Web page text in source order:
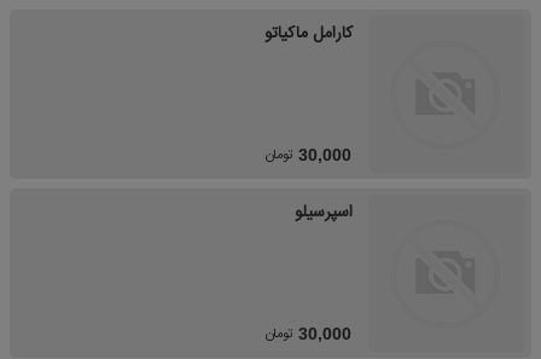
کارامل ماکیاتو
30,000 تومان
اسپرسیلو
30,000 تومان